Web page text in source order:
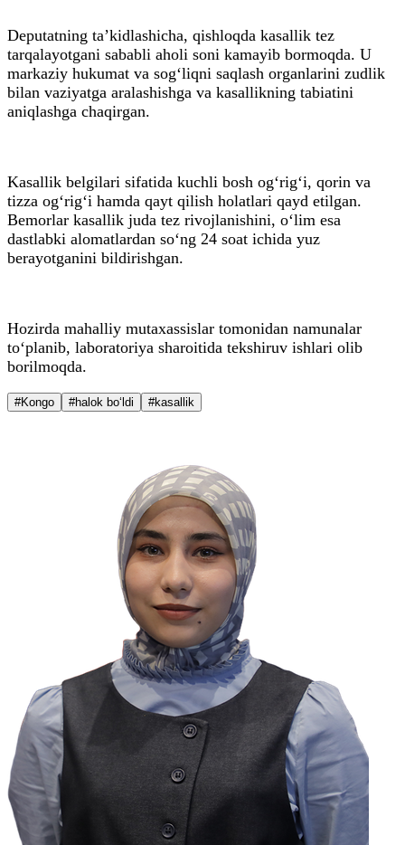
Deputatning ta’kidlashicha, qishloqda kasallik tez
tarqalayotgani sababli aholi soni kamayib bormoqda. U
markaziy hukumat va sog‘liqni saqlash organlarini zudlik
bilan vaziyatga aralashishga va kasallikning tabiatini
aniqlashga chaqirgan.
Kasallik belgilari sifatida kuchli bosh og‘rig‘i, qorin va
tizza og‘rig‘i hamda qayt qilish holatlari qayd etilgan.
Bemorlar kasallik juda tez rivojlanishini, o‘lim esa
dastlabki alomatlardan so‘ng 24 soat ichida yuz
berayotganini bildirishgan.
Hozirda mahalliy mutaxassislar tomonidan namunalar
to‘planib, laboratoriya sharoitida tekshiruv ishlari olib
borilmoqda.
#Kongo #halok bo‘ldi #kasallik